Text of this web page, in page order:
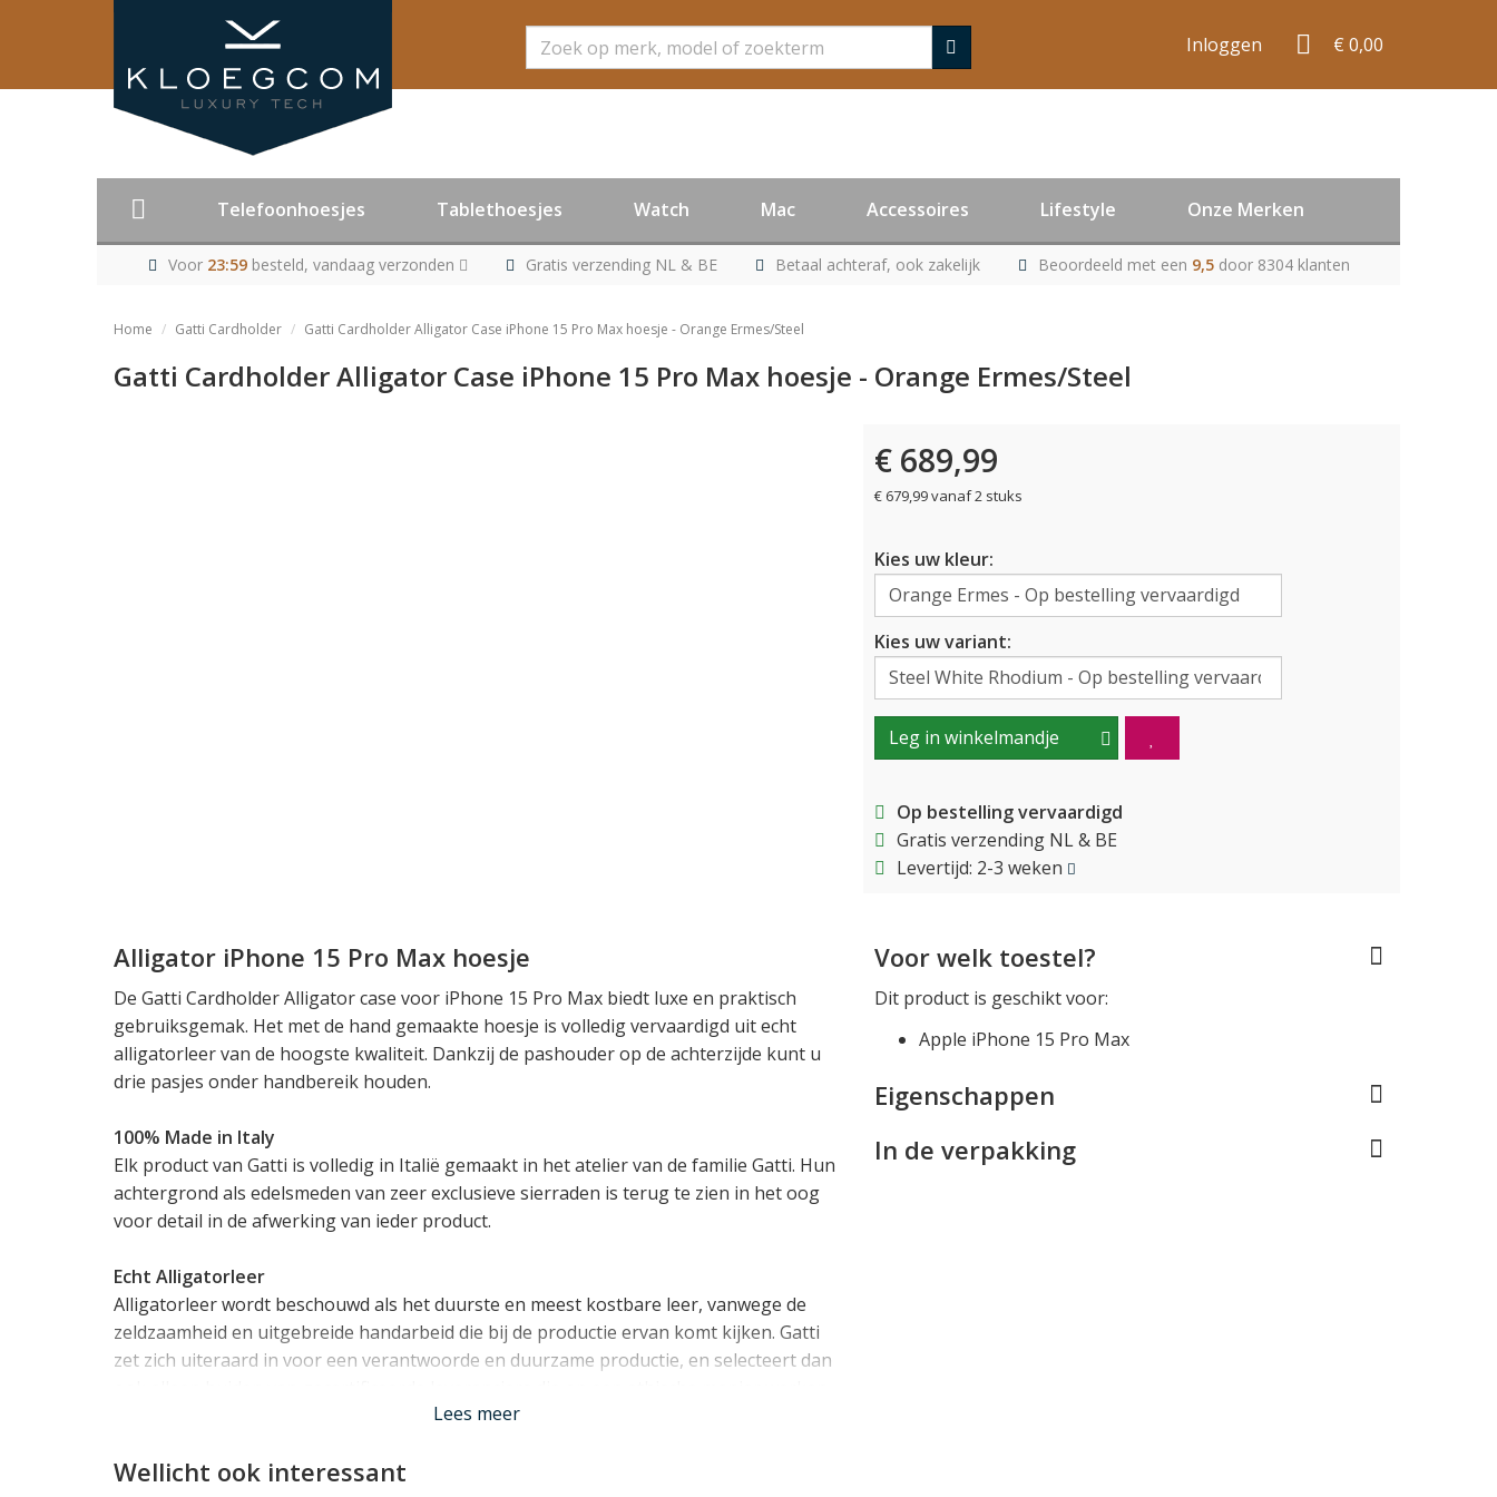
Zoeken Inloggen € 0,00
Telefoonhoesjes Tablethoesjes Watch Mac Accessoires Lifestyle Onze Merken
Voor 23:59besteld, vandaag verzonden Gratis verzending NL & BE Betaal achteraf, ook zakelijk Beoordeeld met een 9,5 door 8304 klanten
Home Gatti Cardholder Gatti Cardholder Alligator Case iPhone 15 Pro Max hoesje - Orange Ermes/Steel
Gatti Cardholder Alligator Case iPhone 15 Pro Max hoesje - Orange Ermes/Steel
€ 689,99
€ 679,99 vanaf 2 stuks
Kies uw kleur:
Kies uw variant:
Leg in winkelmandje
Op bestelling vervaardigd
Gratis verzending NL & BE
Levertijd: 2-3 weken
Alligator iPhone 15 Pro Max hoesje
De Gatti Cardholder Alligator case voor iPhone 15 Pro Max biedt luxe en praktisch
gebruiksgemak. Het met de hand gemaakte hoesje is volledig vervaardigd uit echt
alligatorleer van de hoogste kwaliteit. Dankzij de pashouder op de achterzijde kunt u
drie pasjes onder handbereik houden.
100% Made in Italy
Elk product van Gatti is volledig in Italië gemaakt in het atelier van de familie Gatti. Hun
achtergrond als edelsmeden van zeer exclusieve sierraden is terug te zien in het oog
voor detail in de afwerking van ieder product.
Echt Alligatorleer
Alligatorleer wordt beschouwd als het duurste en meest kostbare leer, vanwege de
zeldzaamheid en uitgebreide handarbeid die bij de productie ervan komt kijken. Gatti
zet zich uiteraard in voor een verantwoorde en duurzame productie, en selecteert dan
Elke met alligatorleer beklede iPhone case komt met een CITES certificaat. Gatti
Alligator.
Lees meer
Voor welk toestel?
Dit product is geschikt voor:
Apple iPhone 15 Pro Max
Eigenschappen
In de verpakking
Wellicht ook interessant